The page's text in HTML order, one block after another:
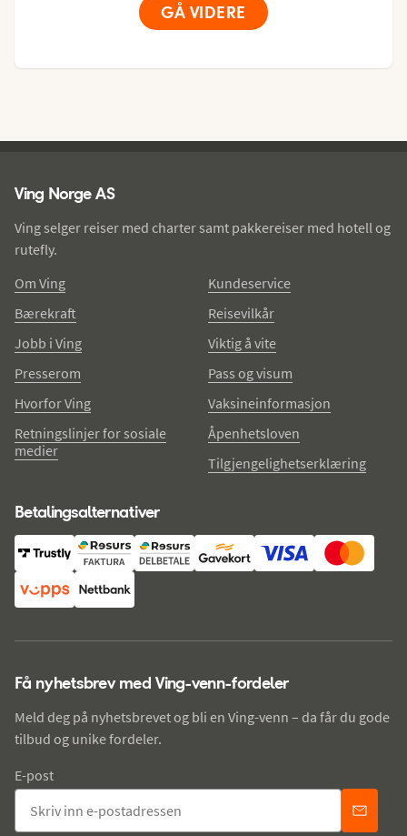
GÅ VIDERE
Ving Norge AS
Ving selger reiser med charter samt pakkereiser med hotell og
rutefly.
Om Ving
Bærekraft
Jobb i Ving
Presserom
Hvorfor Ving
Retningslinjer for sosiale
medier
Kundeservice
Reisevilkår
Viktig å vite
Pass og visum
Vaksineinformasjon
Åpenhetsloven
Tilgjengelighetserklæring
Betalingsalternativer
Få nyhetsbrev med Ving-venn-fordeler
Meld deg på nyhetsbrevet og bli en Ving-venn – da får du gode
tilbud og unike fordeler.
E-post